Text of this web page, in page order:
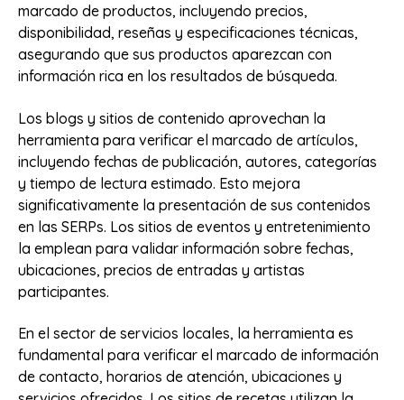
marcado de productos, incluyendo precios,
disponibilidad, reseñas y especificaciones técnicas,
asegurando que sus productos aparezcan con
información rica en los resultados de búsqueda.
Los blogs y sitios de contenido aprovechan la
herramienta para verificar el marcado de artículos,
incluyendo fechas de publicación, autores, categorías
y tiempo de lectura estimado. Esto mejora
significativamente la presentación de sus contenidos
en las SERPs. Los sitios de eventos y entretenimiento
la emplean para validar información sobre fechas,
ubicaciones, precios de entradas y artistas
participantes.
En el sector de servicios locales, la herramienta es
fundamental para verificar el marcado de información
de contacto, horarios de atención, ubicaciones y